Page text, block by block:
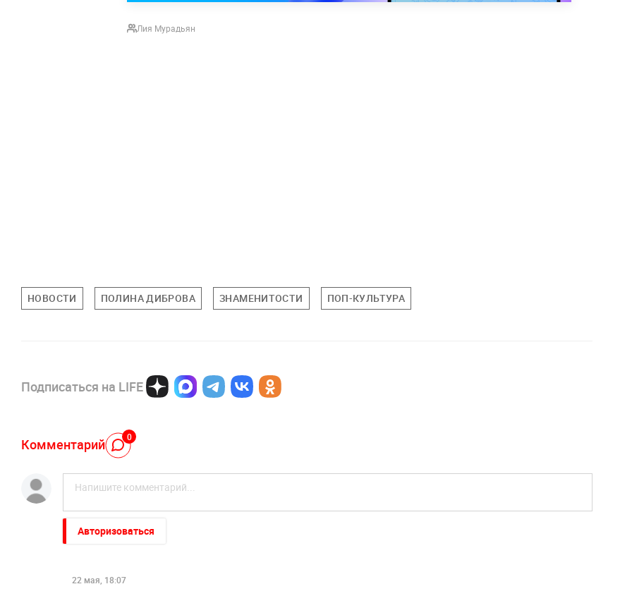
Лия Мурадьян
НОВОСТИ ПОЛИНА ДИБРОВА ЗНАМЕНИТОСТИ ПОП-КУЛЬТУРА
Подписаться на LIFE
Комментарий 0
Авторизоваться
22 мая, 18:07